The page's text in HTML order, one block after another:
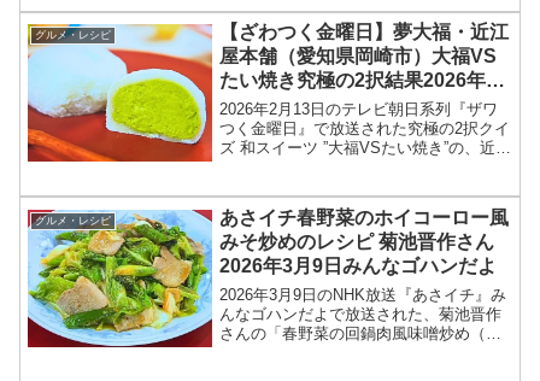
東京駅グランスタ東京の人気弁当ランキ
ングが特集...
グルメ・レシピ
【ざわつく金曜日】夢大福・近江
屋本舗（愛知県岡崎市）大福VS
たい焼き究極の2択結果2026年2
月13日
2026年2月13日のテレビ朝日系列『ザワ
つく金曜日』で放送された究極の2択クイ
ズ 和スイーツ ”大福VSたい焼き”の、近江
金曜日では、和スイーツの定番、大福と
たい焼き...
グルメ・レシピ
あさイチ春野菜のホイコーロー風
みそ炒めのレシピ 菊池晋作さん
2026年3月9日みんなゴハンだよ
2026年3月9日のNHK放送『あさイチ』み
んなゴハンだよで放送された、菊池晋作
さんの「春野菜の回鍋肉風味噌炒め（春